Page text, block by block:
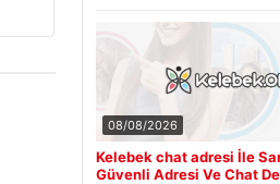
08/08/2026
Kelebek chat adresi İle
Güvenli Adresi Ve Chat